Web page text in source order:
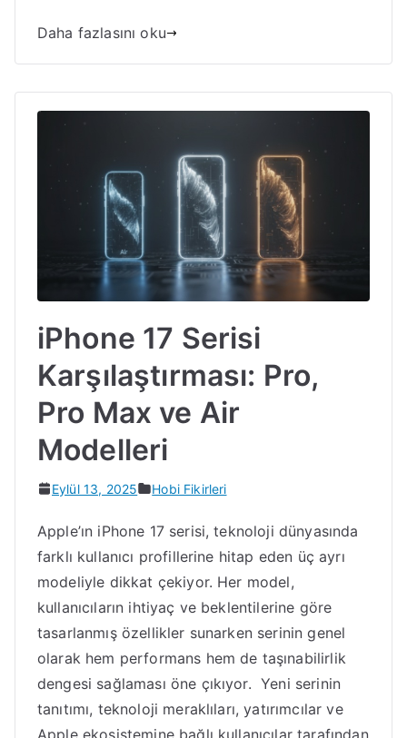
Daha fazlasını oku
iPhone 17 Serisi
Karşılaştırması: Pro,
Pro Max ve Air
Modelleri
Eylül 13, 2025 Hobi Fikirleri
Apple’ın iPhone 17 serisi, teknoloji dünyasında
farklı kullanıcı profillerine hitap eden üç ayrı
modeliyle dikkat çekiyor. Her model,
kullanıcıların ihtiyaç ve beklentilerine göre
tasarlanmış özellikler sunarken serinin genel
olarak hem performans hem de taşınabilirlik
dengesi sağlaması öne çıkıyor. Yeni serinin
tanıtımı, teknoloji meraklıları, yatırımcılar ve
Apple ekosistemine bağlı kullanıcılar tarafından